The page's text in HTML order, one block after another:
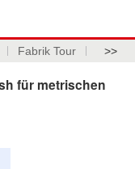
Fabrik Tour >>
für metrischen